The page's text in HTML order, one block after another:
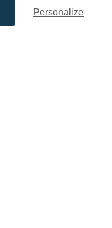
Personalize